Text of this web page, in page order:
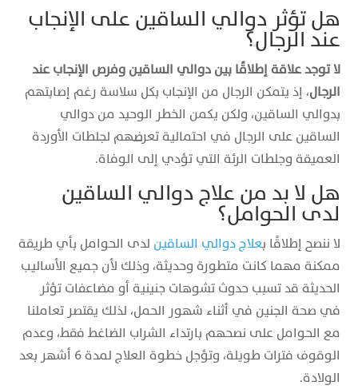
هل تؤثر دوالي الساقين على الإنجاب
عند الرجال؟
لا توجد علاقة إطلاقًا بين دوالي الساقين وفرص الإنجاب عند
الرجال، إذ يتمكن الرجال من الإنجاب بكل سلاسة رغم إصابتهم
بدوالي الساقين، ولكن يكمن الخطر الوحيد من دوالي
الساقين على الرجال في احتمالية تعرضهم لجلطات الأوردة
العميقة وجلطات الرئة التي تؤدي إلى الوفاة.
هل لا بد من علاج دوالي الساقين
لدى الحوامل؟
لا ننصح إطلاقًا بعلاج دوالي الساقين لدى الحوامل بأي طريقة
ممكنة مهما كانت متطورة وحديثة، وذلك لأن جميع الأساليب
الحديثة قد تسبب حدوث تشوهات جنينية أو مضاعفات تؤثر
في صحة الجنين في أثناء شهور الحمل، لذلك يقتصر تعاملنا
مع الحوامل على نصحهم بارتداء الشراب الضاغط فقط، وعدم
الوقوف فترات طويلة، وتؤجل خطوة العلاج لمدة 6 أشهر بعد
الولادة.